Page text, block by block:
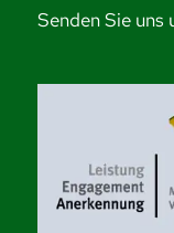
Senden Sie uns